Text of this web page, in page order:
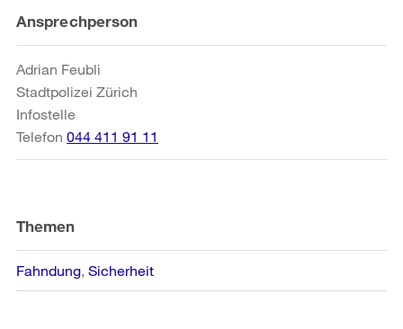
Weitere
Informationen
Ansprechperson
Adrian Feubli
Stadtpolizei Zürich
Infostelle
Telefon 044 411 91 11
Themen
Fahndung Sicherheit